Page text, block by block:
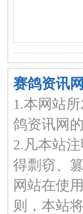
赛鸽资讯
1.本网站
鸽资讯网的
2.凡本站
得剽窃、
网站在使
则，本站